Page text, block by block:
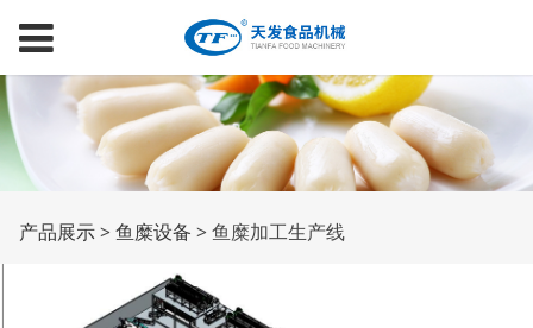
鱼糜加工生产线
产品展示>鱼糜设备 >鱼糜加工生产线